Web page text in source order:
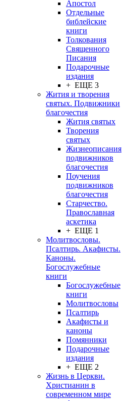
Апостол
Отдельные
библейские
книги
Толкования
Священного
Писания
Подарочные
издания
+ ЕЩЕ 3
Жития и творения
святых. Подвижники
благочестия
Жития святых
Творения
святых
Жизнеописания
подвижников
благочестия
Поучения
подвижников
благочестия
Старчество.
Православная
аскетика
+ ЕЩЕ 1
Молитвословы.
Псалтирь. Акафисты.
Каноны.
Богослужебные
книги
Богослужебные
книги
Молитвословы
Псалтирь
Акафисты и
каноны
Помянники
Подарочные
издания
+ ЕЩЕ 2
Жизнь в Церкви.
Христианин в
современном мире